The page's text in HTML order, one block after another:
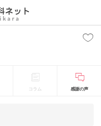
コラム 感謝の声